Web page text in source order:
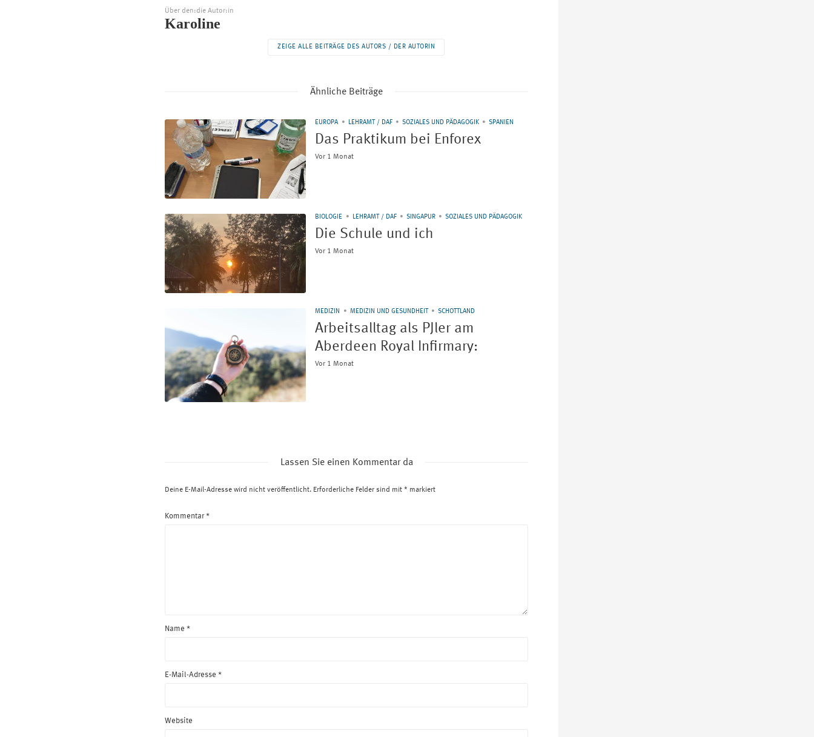
Über den:die Autor:in
Karoline
ZEIGE ALLE BEITRÄGE DES AUTORS / DER AUTORIN
Ähnliche Beiträge
EUROPA LEHRAMT / DAF SOZIALES UND PÄDAGOGIK SPANIEN
Das Praktikum bei Enforex
Vor 1 Monat
BIOLOGIE LEHRAMT / DAF SINGAPUR SOZIALES UND PÄDAGOGIK
Die Schule und ich
Vor 1 Monat
MEDIZIN MEDIZIN UND GESUNDHEIT SCHOTTLAND
Arbeitsalltag als PJler am
Aberdeen Royal Infirmary:
Vor 1 Monat
Lassen Sie einen Kommentar da
Deine E-Mail-Adresse wird nicht veröffentlicht. Erforderliche Felder sind mit * markiert
Kommentar*
Name *
E-Mail-Adresse *
Website